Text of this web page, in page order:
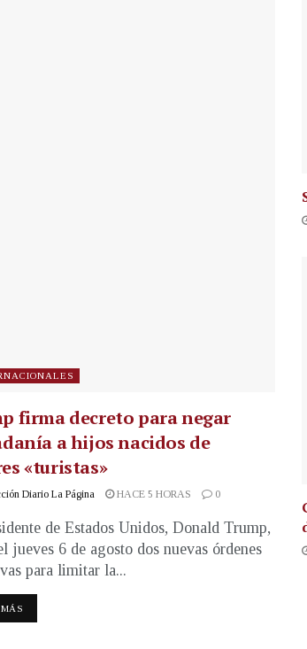
firma decreto para negar
a hijos nacidos de
«turistas»
Diario La Página HACE 5 HORAS 0
de Estados Unidos, Donald Trump,
jueves 6 de agosto dos nuevas órdenes
para limitar la...